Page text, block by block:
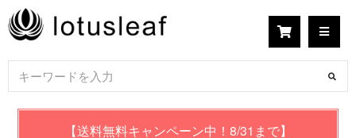
【送料無料キャンペーン中！8/31まで】